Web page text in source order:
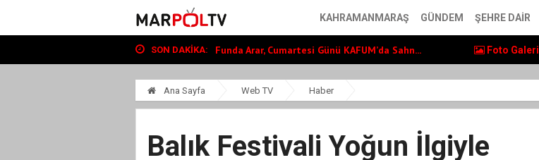
KAHRAMANMARAŞ GÜNDEM ŞEHRE DAIR
SON DAKIKA:
Onikişubat Belediyesi’nin Üniversite Haz...
Dulkadiroğlu Hacı Murat Caddesi’nde Büyü...
Funda Arar, Cumartesi Günü KAFUM’da Sahn...
Foto Galeri
Ana Sayfa Web TV Haber
Balık Festivali Yoğun İlgiyle